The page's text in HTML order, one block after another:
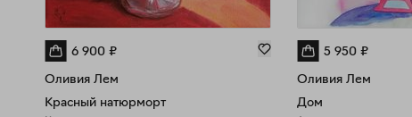
6 900 ₽
Оливия Лем
Красный натюрморт
5 950 ₽
Оливия Лем
Дом